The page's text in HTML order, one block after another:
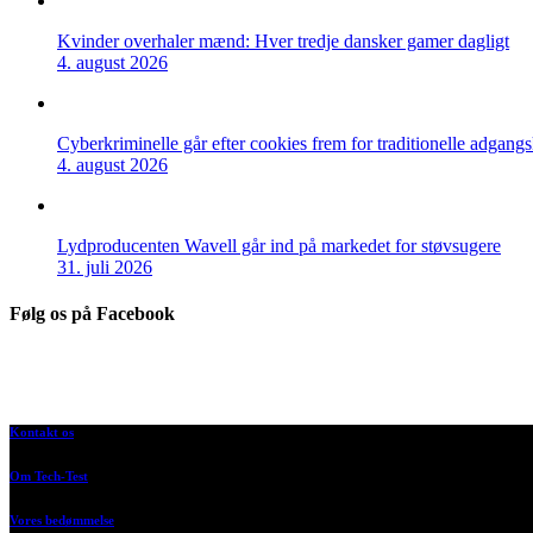
Kvinder overhaler mænd: Hver tredje dansker gamer dagligt
4. august 2026
Cyberkriminelle går efter cookies frem for traditionelle
4. august 2026
Lydproducenten Wavell går ind på markedet for støvsugere
31. juli 2026
Følg os på Facebook
Kontakt os
Om Tech-Test
Vores bedømmelse